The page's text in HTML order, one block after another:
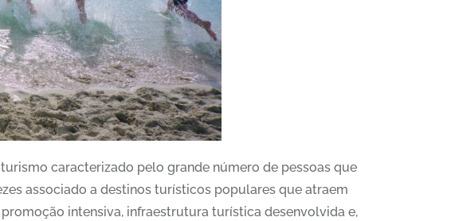
caracterizado pelo grande número de pessoas que
associado a destinos turísticos populares que atraem
intensiva, infraestrutura turística desenvolvida e,